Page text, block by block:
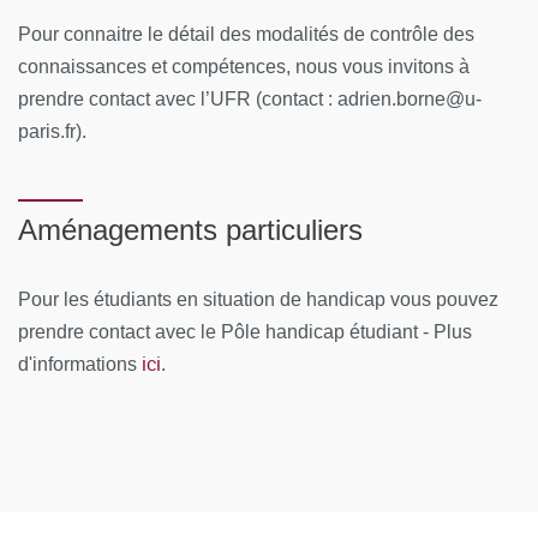
Physique subatomique
Chimie pour l’agrégation (pour les étudiants intéressés
par les concours de l’enseignement).
5 UEs scientifiques optionnelles réparties dans les trois
sa thématique et 1-2 dans les autres domaines. Les
différentes UEs du second semestre reflètent bien
Pour connaitre le détail des modalités de contrôle des
connaissances et compétences, nous vous invitons à
prendre contact avec l’UFR (contact : adrien.borne@u-
paris.fr).
Aménagements particuliers
Pour les étudiants en situation de handicap vous pouvez
prendre contact avec le Pôle handicap étudiant - Plus
d'informations ici.